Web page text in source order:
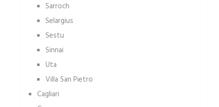
Sarroch
Selargius
Sestu
Sinnai
Uta
Villa San Pietro
Cagliari